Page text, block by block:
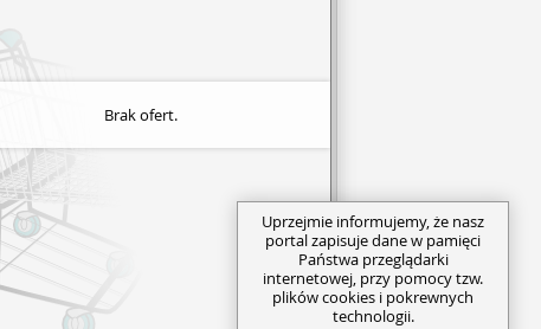
Brak ofert.
Uprzejmie informujemy, że nasz
portal zapisuje dane w pamięci
Państwa przeglądarki
internetowej, przy pomocy tzw.
plików cookies i pokrewnych
technologii.